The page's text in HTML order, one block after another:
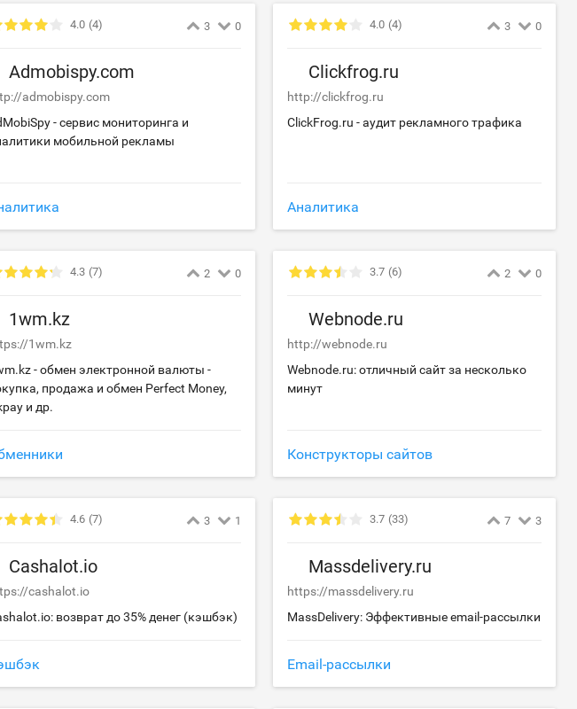
4.0 (4) 3 0
Admobispy.com
admobispy.com
- сервис мониторинга и
мобильной рекламы
4.0 (4) 3 0
Clickfrog.ru
http://clickfrog.ru
ClickFrog.ru - аудит рекламного трафика
Аналитика
4.3 (7) 2 0
1wm.kz
1wm.kz
- обмен электронной валюты -
продажа и обмен Perfect Money,
и др.
3.7 (6) 2 0
Webnode.ru
http://webnode.ru
Webnode.ru: отличный сайт за несколько
минут
Конструкторы сайтов
4.6 (7) 3 1
Cashalot.io
cashalot.io
возврат до 35% денег (кэшбэк)
3.7 (33) 7 3
Massdelivery.ru
https://massdelivery.ru
MassDelivery: Эффективные email-рассылки
Email-рассылки